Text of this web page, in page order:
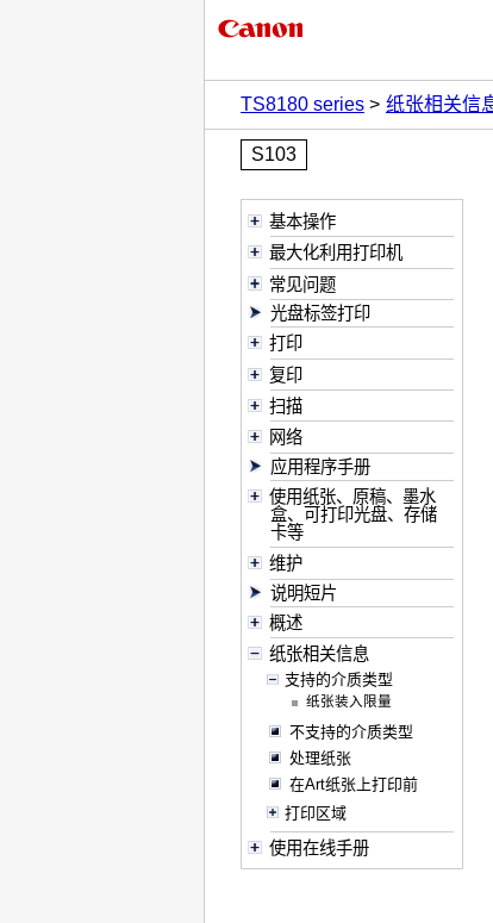
TS8180 series
纸张相关信
S103
基本操作
最大化利用打印机
常见问题
光盘标签打印
打印
复印
扫描
网络
应用程序手册
使用纸张、原稿、墨水
盒、可打印光盘、存储
卡等
维护
说明短片
概述
纸张相关信息
支持的介质类型
纸张装入限量
不支持的介质类型
处理纸张
在Art纸张上打印前
打印区域
使用在线手册